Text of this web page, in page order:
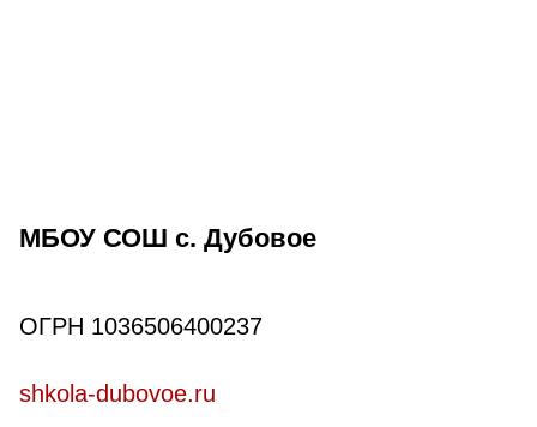
МБОУ СОШ с. Дубовое
ОГРН 1036506400237
shkola-dubovoe.ru